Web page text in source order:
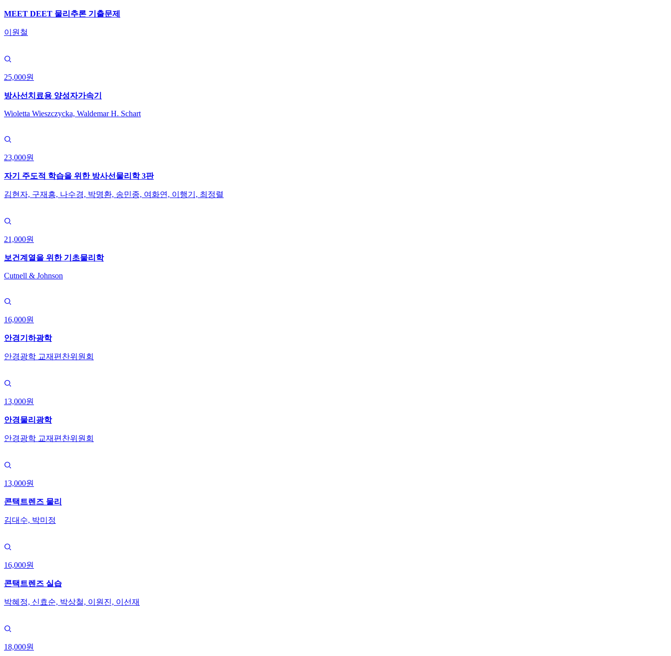
MEET DEET 물리추론 기출문제
이원철
25,000원
방사선치료용 양성자가속기
Wioletta Wieszczycka, Waldemar H. Schart
23,000원
자기 주도적 학습을 위한 방사선물리학 3판
김현자, 구재흥, 나수경, 박명환, 송민종, 여화연, 이행기, 최정렬
21,000원
보건계열을 위한 기초물리학
Cutnell & Johnson
16,000원
안경기하광학
안경광학 교재편찬위원회
13,000원
안경물리광학
안경광학 교재편찬위원회
13,000원
콘택트렌즈 물리
김대수, 박미정
16,000원
콘택트렌즈 실습
박혜정, 신효순, 박상철, 이원진, 이선재
18,000원